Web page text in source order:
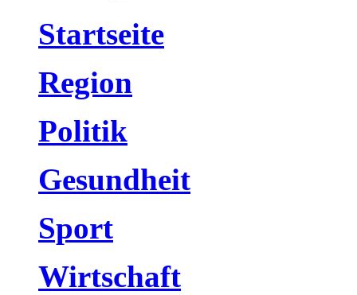
Startseite
Region
Politik
Gesundheit
Sport
Wirtschaft